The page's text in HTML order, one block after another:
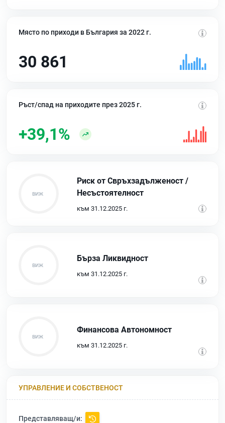
Място по приходи в България за 2022 г.
30 861
Ръст/спад на приходите през 2025 г.
+39,1%
Риск от Свръхзадълженост /
Несъстоятелност
към 31.12.2025 г.
Бърза Ликвидност
към 31.12.2025 г.
Финансова Автономност
към 31.12.2025 г.
УПРАВЛЕНИЕ И СОБСТВЕНОСТ
Представляващ/и: